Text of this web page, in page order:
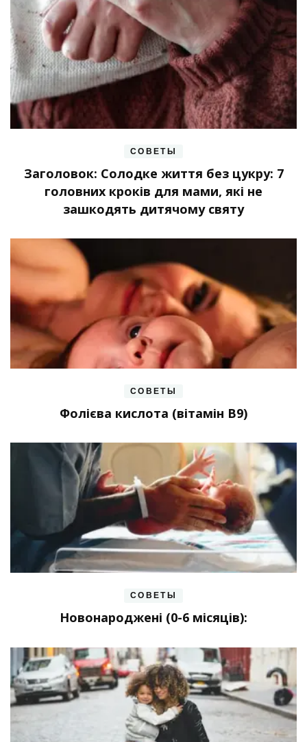
СОВЕТЫ
Заголовок: Солодке життя без цукру: 7
головних кроків для мами, які не
зашкодять дитячому святу
СОВЕТЫ
Фолієва кислота (вітамін В9)
СОВЕТЫ
Новонароджені (0-6 місяців):